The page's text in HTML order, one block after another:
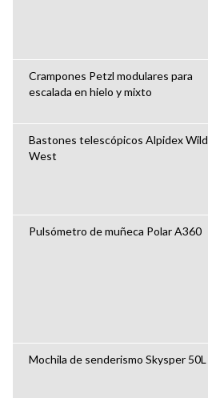
Crampones Petzl modulares para
escalada en hielo y mixto
Bastones telescópicos Alpidex Wild
West
Pulsómetro de muñeca Polar A360
Mochila de senderismo Skysper 50L